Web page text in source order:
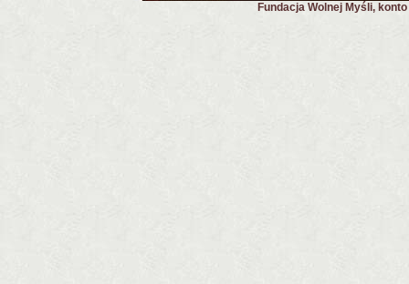
Fundacja Wolnej Myśli,